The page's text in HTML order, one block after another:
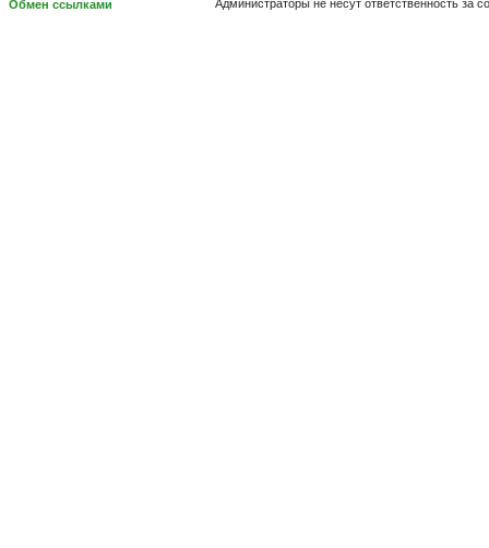
Администраторы не несут ответственность за
Обмен ссылками